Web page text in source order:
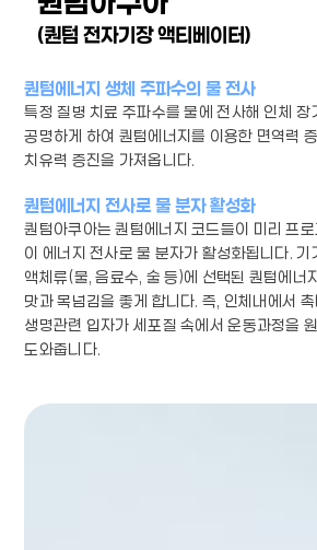
(퀀텀 전자기장 액티베이터)
퀀텀에너지 생체 주파수의 물 전사
특정 질병 치료 주파수를 물에 전사해 인체 장
공명하게 하여 퀀텀에너지를 이용한 면역력
치유력 증진을 가져옵니다.
퀀텀에너지 전사로 물 분자 활성화
퀀텀아쿠아는 퀀텀에너지 코드들이 미리 프
이 에너지 전사로 물 분자가 활성화됩니다. 기
액체류(물, 음료수, 술 등)에 선택된 퀀텀에너
맛과 목넘김을 좋게 합니다. 즉, 인체내에서
생명관련 입자가 세포질 속에서 운동과정을
도와줍니다.